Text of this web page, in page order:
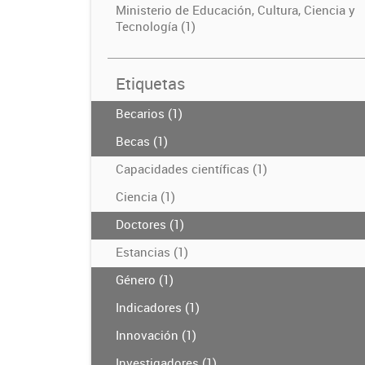
Ministerio de Educación, Cultura, Ciencia y
Tecnología (1)
Etiquetas
Becarios (1)
Becas (1)
Capacidades científicas (1)
Ciencia (1)
Doctores (1)
Estancias (1)
Género (1)
Indicadores (1)
Innovación (1)